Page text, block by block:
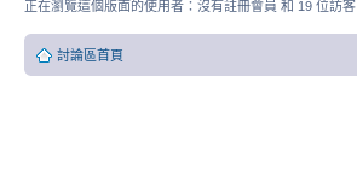
正在瀏覽這個版面的使用者：沒有註冊會員 和 19 位訪客
討論區首頁